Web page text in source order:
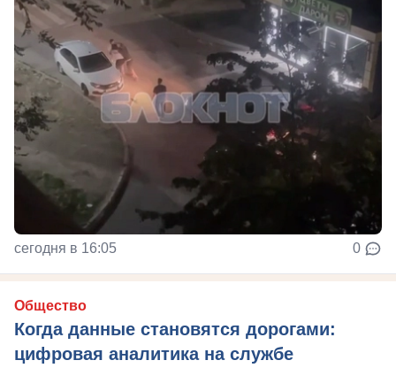
сегодня в 16:05 0
Общество
Когда данные становятся дорогами:
цифровая аналитика на службе